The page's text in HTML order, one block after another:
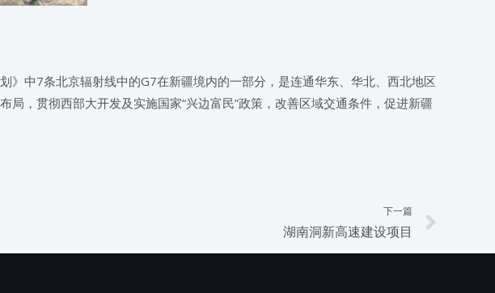
中7条北京辐射线中的G7在新疆境内的一部分，是连通华东、华北、西北地区
，贯彻西部大开发及实施国家“兴边富民”政策，改善区域交通条件，促进新疆
下一篇
湖南洞新高速建设项目